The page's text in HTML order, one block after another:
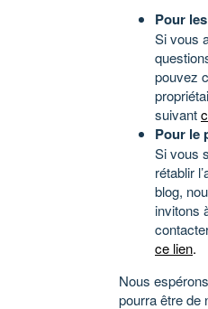
Pour
Si vous
pouvez
suivant
Pour le
Si vous
rétablir
blog,
invitons
ce lien.
Nous
pourra être de